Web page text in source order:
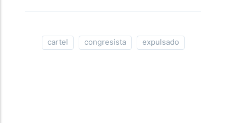
cartel congresista expulsado